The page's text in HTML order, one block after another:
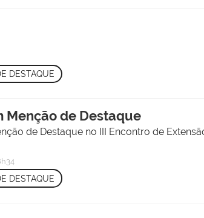
DESTAQUE
Menção de Destaque
de Destaque no III Encontro de
DESTAQUE